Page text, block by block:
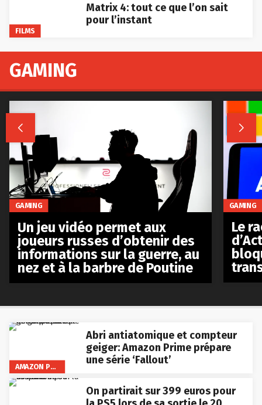
FILMS
Matrix 4: tout ce que l’on sait
pour l’instant
AMAZON PRIME VIDEO
Abri antiatomique et compteur
geiger: Amazon Prime prépare
une série ‘Fallout’
On partirait sur 399 euros pour
GAMING
 
GAMING
Un jeu vidéo permet aux
joueurs russes d’obtenir des
informations sur la guerre, au
nez et à la barbre de Poutine
GAMING
Le